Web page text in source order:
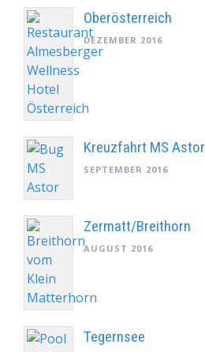
Oberösterreich
DEZEMBER 2016
Kreuzfahrt MS Astor
SEPTEMBER 2016
Zermatt/Breithorn
AUGUST 2016
Tegernsee